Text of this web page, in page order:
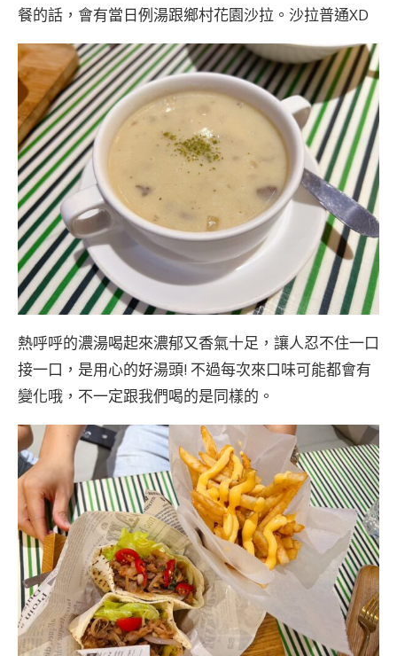
餐的話，會有當日例湯跟鄉村花園沙拉。沙拉普通XD
熱呼呼的濃湯喝起來濃郁又香氣十足，讓人忍不住一口
接一口，是用心的好湯頭! 不過每次來口味可能都會有
變化哦，不一定跟我們喝的是同樣的。